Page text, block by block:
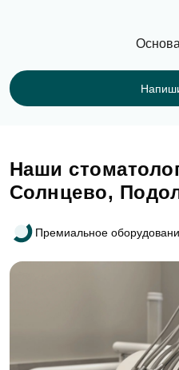
Наши
Солнцево,
Премиальное